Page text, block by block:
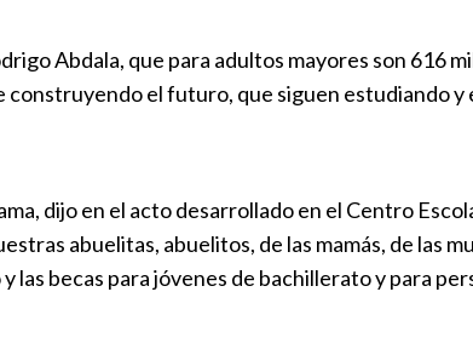
Puebla se
alimentaria a
índices altos
Puebla |
Abdala, que para adultos mayores son 616
el futuro, que siguen estudiando y
dijo en el acto desarrollado en el Centro
abuelitas, abuelitos, de las mamás, de las
becas para jóvenes de bachillerato y para